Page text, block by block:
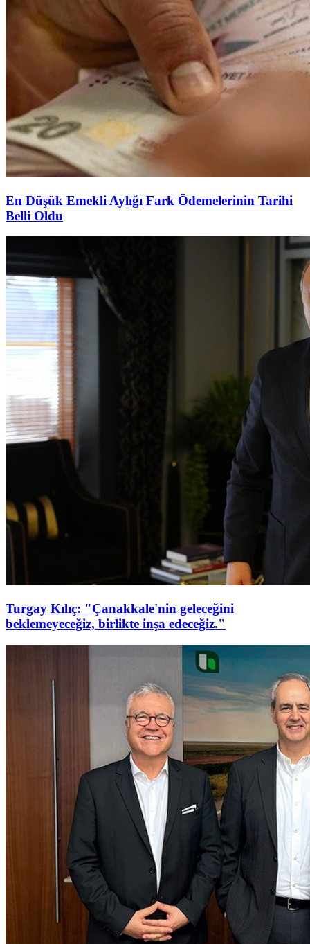
En Düşük Emekli Aylığı Fark Ödemelerinin Tarihi
Belli Oldu
Turgay Kılıç: "Çanakkale'nin geleceğini
beklemeyeceğiz, birlikte inşa edeceğiz."